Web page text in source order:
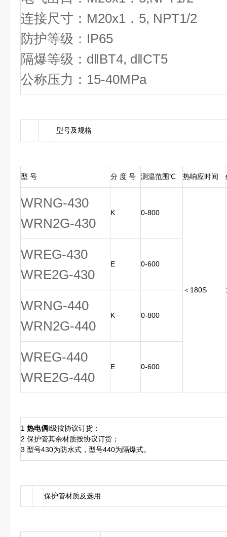
连接尺寸：M20x1．5, NPT1/2
防护等级：IP65
隔爆等级：d‖BT4, d‖CT5
公称压力：15-40MPa
型号及规格
型 号 分 度 号 测温范围℃ 热响应时间
WRNG-430
WRN2G-430
K 0-800
＜180S
WREG-430
WRE2G-430
E 0-600
WRNG-440
WRN2G-440
K 0-800
WREG-440
WRE2G-440
E 0-600
1 热电偶I级按协议订货；
2 保护管其余材质按协议订货；
3 型号430为防水式，型号440为隔爆式。
保护管材质及选用